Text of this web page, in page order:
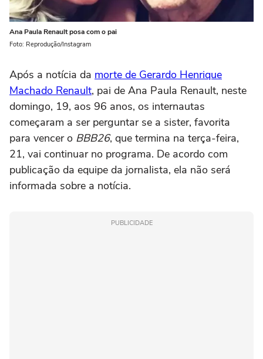
Ana Paula Renault posa com o pai
Foto: Reprodução/Instagram
Após a notícia da morte de Gerardo Henrique
Machado Renault, pai de Ana Paula Renault, neste
domingo, 19, aos 96 anos, os internautas
começaram a ser perguntar se a sister, favorita
para vencer o BBB26, que termina na terça-feira,
21, vai continuar no programa. De acordo com
publicação da equipe da jornalista, ela não será
informada sobre a notícia.
PUBLICIDADE